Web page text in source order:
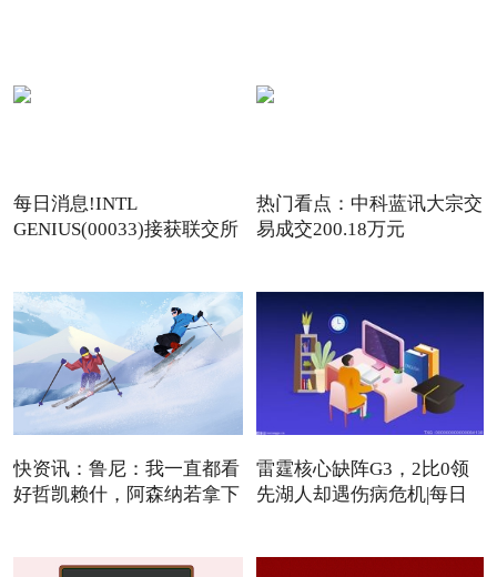
每日消息!INTL
GENIUS(00033)接获联交所
热门看点：中科蓝讯大宗交
易成交200.18万元
快资讯：鲁尼：我一直都看
好哲凯赖什，阿森纳若拿下
雷霆核心缺阵G3，2比0领
先湖人却遇伤病危机|每日